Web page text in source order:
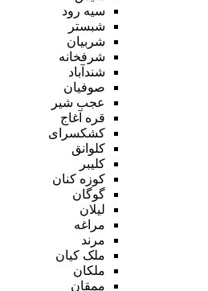
سیه رود
شبستر
شربیان
شرفخانه
شندآباد
صوفیان
عجب شیر
قره آغاج
کشکسرای
کلوانق
کلیبر
کوزه کنان
گوگان
لیلان
مراغه
مرند
ملک کیان
ملکان
ممقان